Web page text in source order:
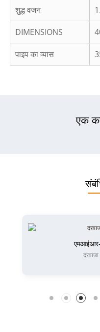
शुद्ध वजन
DIMENSIONS
पाइप का व्यास
एक